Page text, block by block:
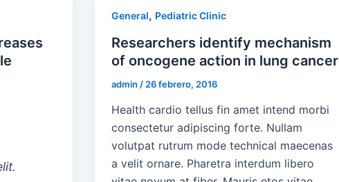
n
g
-
m
e
d
i
c
a
l
General, Pediatric Clinic
Researchers identify mechanism
of oncogene action in lung cancer
admin / 26 febrero, 2016
Health cardio tellus fin amet intend morbi
consectetur adipiscing forte. Nullam
volutpat rutrum mode technical maecenas
a velit ornare. Pharetra interdum libero